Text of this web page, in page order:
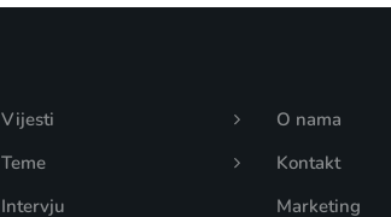
Vijesti
Teme
Intervju
O nama
Kontakt
Marketing